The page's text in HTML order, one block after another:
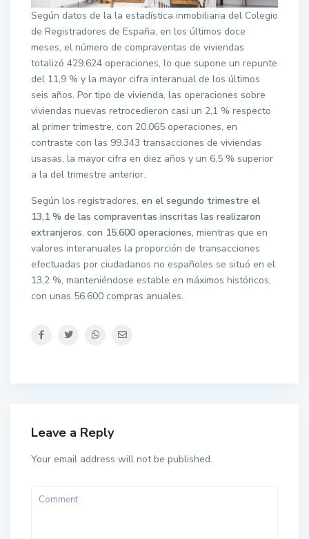
Según datos de la la estadística inmobiliaria del Colegio
de Registradores de España, en los últimos doce
meses, el número de compraventas de viviendas
totalizó 429.624 operaciones, lo que supone un repunte
del 11,9 % y la mayor cifra interanual de los últimos
seis años. Por tipo de vivienda, las operaciones sobre
viviendas nuevas retrocedieron casi un 2,1 % respecto
al primer trimestre, con 20.065 operaciones, en
contraste con las 99.343 transacciones de viviendas
usasas, la mayor cifra en diez años y un 6,5 % superior
a la del trimestre anterior.
Según los registradores, en el segundo trimestre el
13,1 % de las compraventas inscritas las realizaron
extranjeros, con 15.600 operaciones, mientras que en
valores interanuales la proporción de transacciones
efectuadas por ciudadanos no españoles se situó en el
13,2 %, manteniéndose estable en máximos históricos,
con unas 56.600 compras anuales.
Leave a Reply
Your email address will not be published.